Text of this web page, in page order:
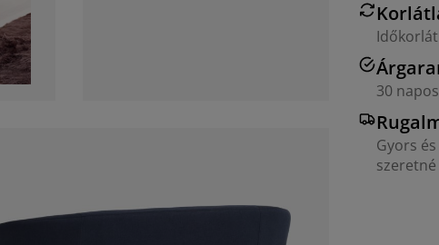
30
Gyors
szeretné